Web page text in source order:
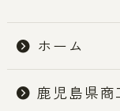
ホーム
鹿児島県商